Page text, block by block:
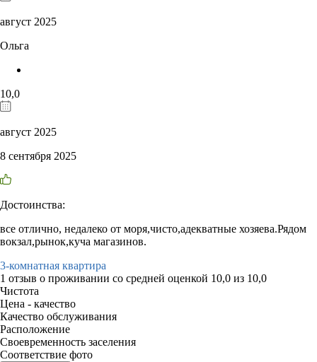
август 2025
Ольга
10,0
август 2025
8 сентября 2025
Достоинства:
все отлично, недалеко от моря,чисто,адекватные хозяева.Рядом
вокзал,рынок,куча магазинов.
3-комнатная квартира
1 отзыв о проживании со средней оценкой 10,0 из 10,0
Чистота
Цена - качество
Качество обслуживания
Расположение
Своевременность заселения
Соответствие фото